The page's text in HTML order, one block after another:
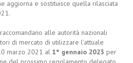
aggiorna e sostituisce quella rilasciata
alle autorità nazionali
di mercato di utilizzare l’attuale
marzo 2021 al 1° gennaio 2023 per